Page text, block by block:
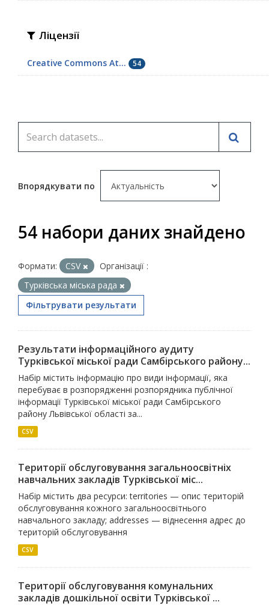
Ліцензії
Creative Commons At... 54
Впорядкувати по
54 набори даних знайдено
Формати: CSV
Організації :
Турківська міська рада
Фільтрувати результати
Результати інформаційного аудиту
Турківської міської ради Самбірського району...
Набір містить інформацію про види інформації, яка
перебуває в розпорядженні розпорядника публічної
інформації Турківської міської ради Самбірського
району Львівської області за...
CSV
Території обслуговування загальноосвітніх
навчальних закладів Турківської міс...
Набір містить два ресурси: territories — опис територій
обслуговування кожного загальноосвітнього
навчального закладу; addresses — віднесення адрес до
територій обслуговування
CSV
Території обслуговування комунальних
закладів дошкільної освіти Турківської ...